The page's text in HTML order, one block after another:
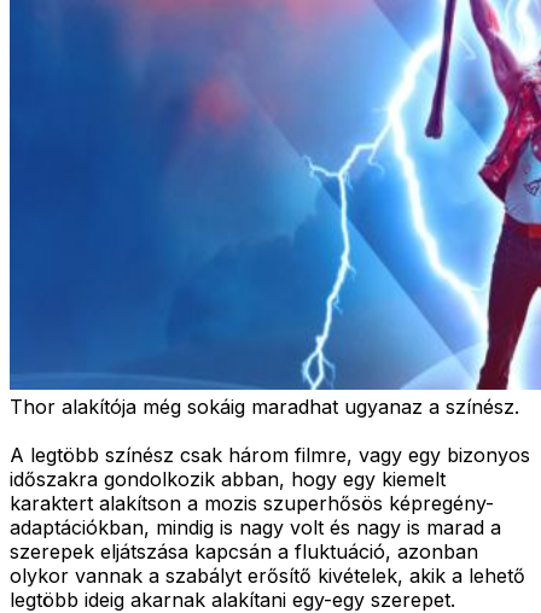
Thor alakítója még sokáig maradhat ugyanaz a színész.
A legtöbb színész csak három filmre, vagy egy bizonyos
időszakra gondolkozik abban, hogy egy kiemelt
karaktert alakítson a mozis szuperhősös képregény-
adaptációkban, mindig is nagy volt és nagy is marad a
szerepek eljátszása kapcsán a fluktuáció, azonban
olykor vannak a szabályt erősítő kivételek, akik a lehető
legtöbb ideig akarnak alakítani egy-egy szerepet.